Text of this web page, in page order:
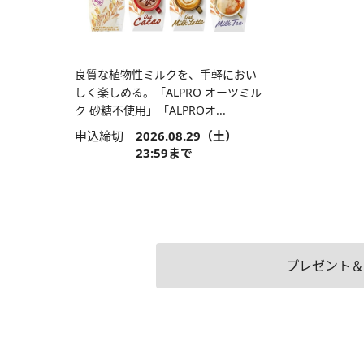
良質な植物性ミルクを、手軽におい
しく楽しめる。「ALPRO オーツミル
ク 砂糖不使用」「ALPROオ...
申込締切 2026.08.29（土）
23:59まで
プレゼント